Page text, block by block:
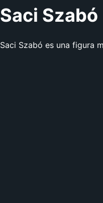
Saci Szabó
Saci Szabó es una figura